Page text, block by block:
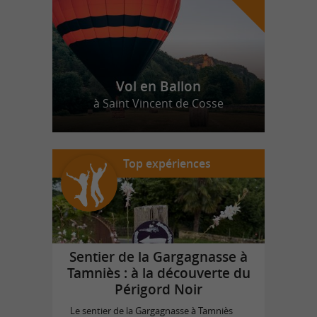
Vol en Ballon
à Saint Vincent de Cosse
Top expériences
Sentier de la Gargagnasse à
Tamniès : à la découverte du
Périgord Noir
Le sentier de la Gargagnasse à Tamniès